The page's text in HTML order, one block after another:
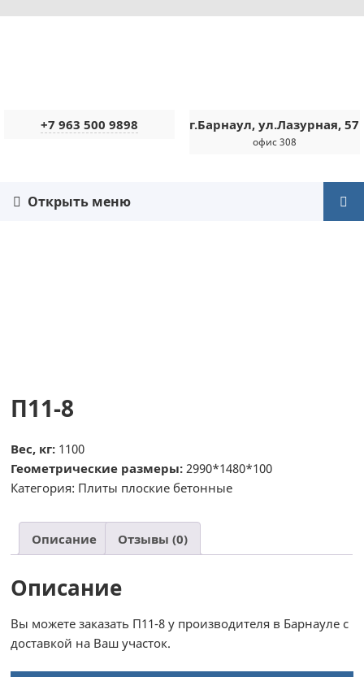
+7 963 500 9898 г.Барнаул, ул.Лазурная, 57
офис 308
Открыть меню
П11-8
Вес, кг: 1100
Геометрические размеры: 2990*1480*100
Категория: Плиты плоские бетонные
Описание Отзывы (0)
Описание
Вы можете заказать П11-8 у производителя в Барнауле с
доставкой на Ваш участок.